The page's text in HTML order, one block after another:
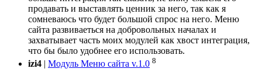
продавать и выставлять ценник за него, так как я
сомневаюсь что будет большой спрос на него. Меню
сайта развиваеться на добровольных началах и
захватывает часть моих модулей как хвост интеграция,
что бы было удобнее его использовать.
izi4 | Модуль Меню сайта v.1.0 8